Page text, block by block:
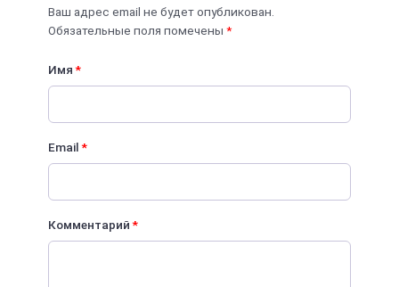
Ваш адрес email не будет опубликован.
Обязательные поля помечены *
Имя*
Email*
Комментарий*